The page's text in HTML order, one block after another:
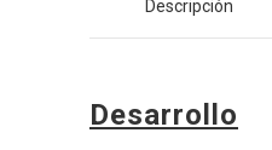
Descripción
Desarrollo